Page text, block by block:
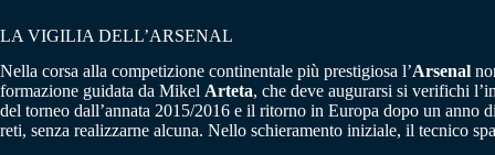
LA VIGILIA DELL’ARSENAL
Nella corsa alla competizione continentale più prestigiosa l’Arsenal
formazione guidata da Mikel Arteta, che deve augurarsi si verifichi
del torneo dall’annata 2015/2016 e il ritorno in Europa dopo un anno
reti, senza realizzarne alcuna. Nello schieramento iniziale, il tecnico